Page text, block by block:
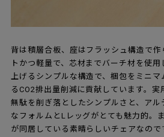
背は積層合板、座はフラッシュ構造で作
トかつ軽量で、芯材までバーチ材を使
上げるシンプルな構造で、梱包をミニ
るCO2排出量削減に貢献しています。実
無駄を削ぎ落としたシンプルさと、ア
なフォルムとLレッグがとても魅力的。
が同居している素晴らしいチェアなので